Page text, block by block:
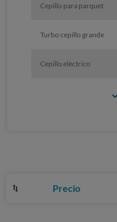
Cepillo para parquet
Turbo cepillo grande
Cepillo eléctrico
Precio